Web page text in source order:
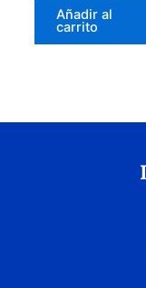
Añadir al
carrito